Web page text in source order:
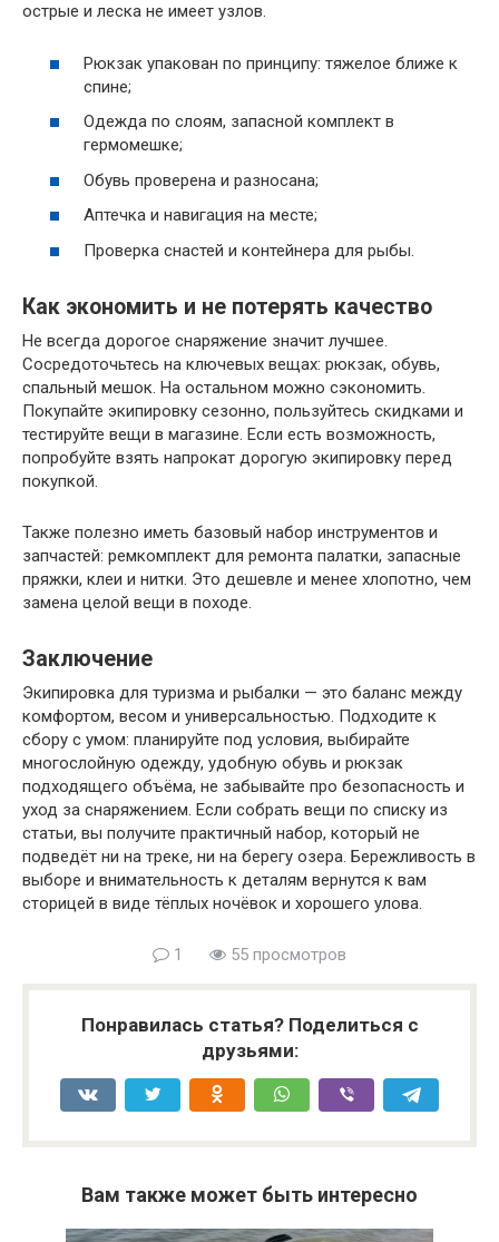
острые и леска не имеет узлов.
Рюкзак упакован по принципу: тяжелое ближе к
спине;
Одежда по слоям, запасной комплект в
гермомешке;
Обувь проверена и разносана;
Аптечка и навигация на месте;
Проверка снастей и контейнера для рыбы.
Как экономить и не потерять качество
Не всегда дорогое снаряжение значит лучшее.
Сосредоточьтесь на ключевых вещах: рюкзак, обувь,
спальный мешок. На остальном можно сэкономить.
Покупайте экипировку сезонно, пользуйтесь скидками и
тестируйте вещи в магазине. Если есть возможность,
попробуйте взять напрокат дорогую экипировку перед
покупкой.
Также полезно иметь базовый набор инструментов и
запчастей: ремкомплект для ремонта палатки, запасные
пряжки, клеи и нитки. Это дешевле и менее хлопотно, чем
замена целой вещи в походе.
Заключение
Экипировка для туризма и рыбалки — это баланс между
комфортом, весом и универсальностью. Подходите к
сбору с умом: планируйте под условия, выбирайте
многослойную одежду, удобную обувь и рюкзак
подходящего объёма, не забывайте про безопасность и
уход за снаряжением. Если собрать вещи по списку из
статьи, вы получите практичный набор, который не
подведёт ни на треке, ни на берегу озера. Бережливость в
выборе и внимательность к деталям вернутся к вам
сторицей в виде тёплых ночёвок и хорошего улова.
1 55 просмотров
Понравилась статья? Поделиться с
друзьями:
Вам также может быть интересно